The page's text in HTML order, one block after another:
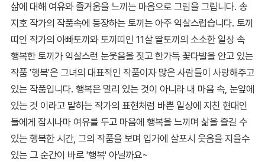
삶에 대해 여유와 즐거움을 느끼는 마음으로 그림을 그립니다. 송
지호 작가의 작품속에 등장하는 토끼는 아주 익살스럽습니다. 토끼
띠인 작가의 아빠토끼와 토끼띠인 11살 딸토끼의 소소한 일상 속
행복한 토끼가 익살스런 눈웃음을 짓고 한가득 꽃다발을 안고 있는
작품 '행복'은 그녀의 대표적인 작품이자 많은 사람들이 사랑해주고
있는 작품입니다. 행복은 멀리 있는 것이 아니라 내 마음 속, 눈앞에
있는 것 이라고 말하는 작가의 표현처럼 바쁜 일상에 지친 현대인
들에게 잠시나마 여유를 두고 마음에 행복을 느끼며 삶을 즐길 수
있는 행복한 시간, 그의 작품을 보며 입가에 살포시 웃음을 지을수
있는 그 순간이 바로 '행복' 아닐까요~